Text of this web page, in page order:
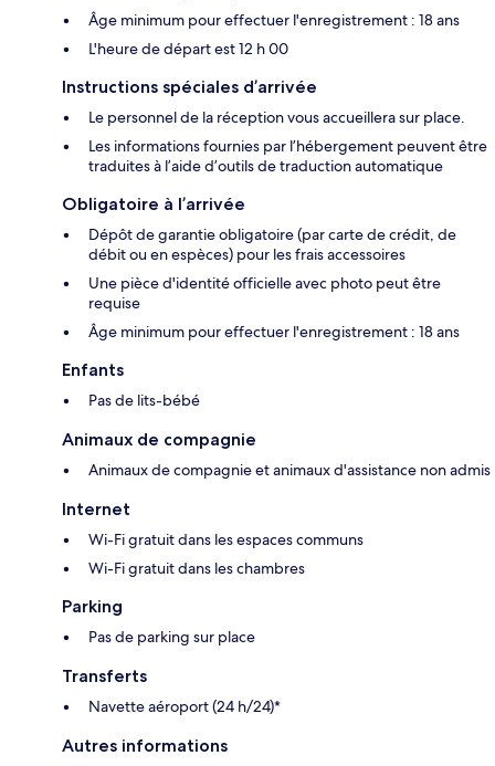
Âge minimum pour effectuer l'enregistrement : 18 ans
L'heure de départ est 12 h 00
Instructions spéciales d’arrivée
Le personnel de la réception vous accueillera sur place.
Les informations fournies par l’hébergement peuvent être
traduites à l’aide d’outils de traduction automatique
Obligatoire à l’arrivée
Dépôt de garantie obligatoire (par carte de crédit, de
débit ou en espèces) pour les frais accessoires
Une pièce d'identité officielle avec photo peut être
requise
Âge minimum pour effectuer l'enregistrement : 18 ans
Enfants
Pas de lits-bébé
Animaux de compagnie
Animaux de compagnie et animaux d'assistance non admis
Internet
Wi-Fi gratuit dans les espaces communs
Wi-Fi gratuit dans les chambres
Parking
Pas de parking sur place
Transferts
Navette aéroport (24 h/24)*
Autres informations